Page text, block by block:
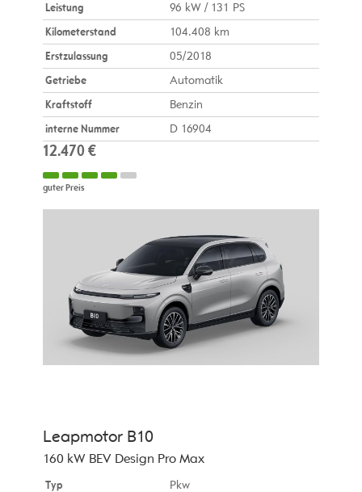
Leistung
96 kW / 131 PS
Kilometerstand
104.408 km
Erstzulassung
05/2018
Getriebe
Automatik
Kraftstoff
Benzin
interne Nummer
D 16904
12.470 €
guter Preis
Leapmotor B10
160 kW BEV Design Pro Max
Typ Pkw